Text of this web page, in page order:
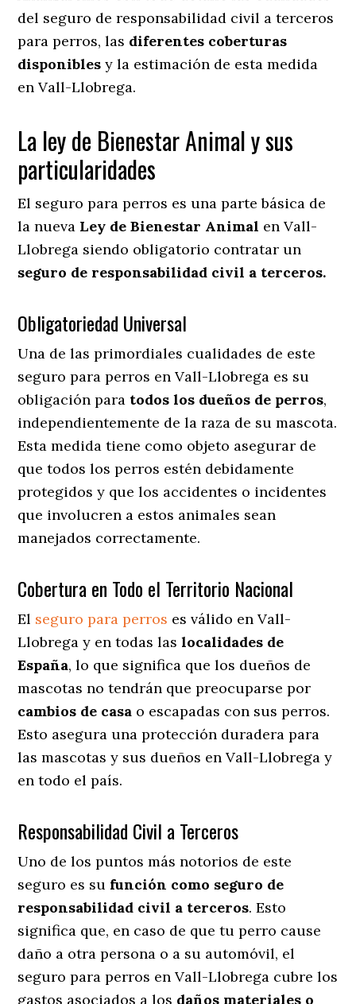
del seguro de responsabilidad civil a terceros
para perros, las diferentes coberturas
disponibles y la estimación de esta medida
en Vall-Llobrega.
La ley de Bienestar Animal y sus
particularidades
El seguro para perros es una parte básica de
la nueva Ley de Bienestar Animal en Vall-
Llobrega siendo obligatorio contratar un
seguro de responsabilidad civil a terceros.
Obligatoriedad Universal
Una de las primordiales cualidades de este
seguro para perros en Vall-Llobrega es su
obligación para todos los dueños de perros,
independientemente de la raza de su mascota.
Esta medida tiene como objeto asegurar de
que todos los perros estén debidamente
protegidos y que los accidentes o incidentes
que involucren a estos animales sean
manejados correctamente.
Cobertura en Todo el Territorio Nacional
El seguro para perros es válido en Vall-
Llobrega y en todas laslocalidades de
España, lo que significa que los dueños de
mascotas no tendrán que preocuparse por
cambios de casa o escapadas con sus perros.
Esto asegura una protección duradera para
las mascotas y sus dueños en Vall-Llobrega y
en todo el país.
Responsabilidad Civil a Terceros
Uno de los puntos más notorios de este
seguro es su función como seguro de
responsabilidad civil a terceros. Esto
significa que, en caso de que tu perro cause
daño a otra persona o a su automóvil, el
seguro para perros en Vall-Llobrega cubre los
gastos asociados a los daños materiales o